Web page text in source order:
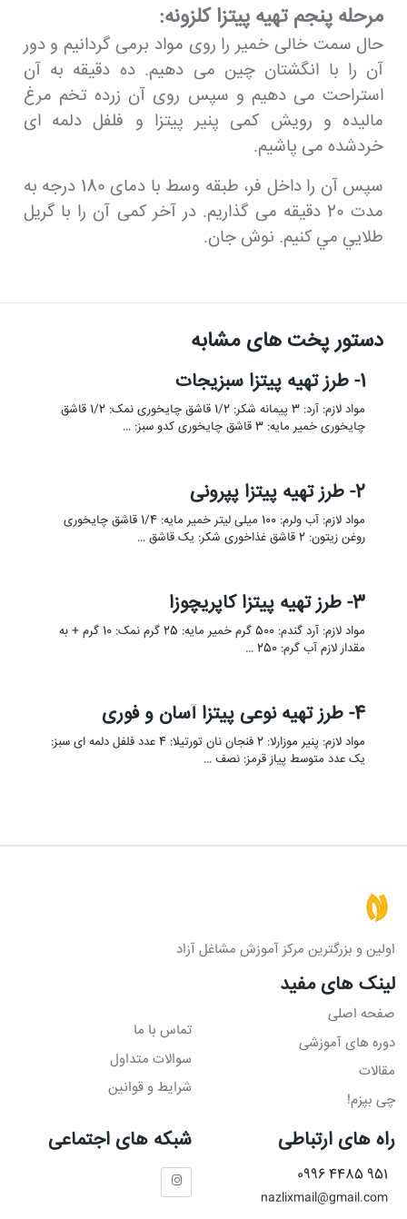
مرحله پنجم تهيه پيتزا كلزونه:
حال سمت خالی خمیر را روی مواد برمی گردانیم و دور
آن را با انگشتان چین می دهیم. ده دقیقه به آن
استراحت می دهیم و سپس روی آن زرده تخم مرغ
مالیده و رویش کمی پنیر پیتزا و فلفل دلمه ای
خردشده می پاشیم.
سپس آن را داخل فر، طبقه وسط با دمای 180 درجه به
مدت 20 دقیقه می گذاریم. در آخر کمی آن را با گریل
طلايي مي كنيم. نوش جان.
دستور پخت های مشابه
1- طرز تهیه پیتزا سبزیجات
مواد لازم: آرد: 3 پیمانه شکر: 1/2 قاشق چایخوری نمک: 1/2 قاشق
چایخوری خمیر مایه: 3 قاشق چایخوری کدو سبز: …
2- طرز تهیه پیتزا پپرونی
مواد لازم: آب ولرم: 100 میلی لیتر خمیر مایه: 1/4 قاشق چایخوری
روغن زیتون: 2 قاشق غذاخوری شکر: یک قاشق …
3- طرز تهیه پیتزا کاپریچوزا
مواد لازم: آرد گندم: 500 گرم خمیر مایه: 25 گرم نمک: 10 گرم + به
مقدار لازم آب گرم: 250 …
4- طرز تهیه نوعی پیتزا آسان و فوری
مواد لازم: پنیر موزارلا: 2 فنجان نان تورتیلا: 4 عدد فلفل دلمه ای سبز:
یک عدد متوسط پیاز قرمز: نصف …
اولین و بزرگترین مرکز آموزش مشاغل آزاد
لینک های مفید
صفحه اصلی
دوره های آموزشی
مقالات
چی بپزم!
تماس با ما
سوالات متداول
شرایط و قوانین
راه های ارتباطی
951 4485 0996
nazlixmail@gmail.com
شبکه های اجتماعی